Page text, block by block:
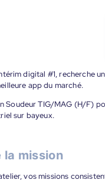
digital #1, recherche
app du marché.
Soudeur TIG/MAG (H/F)
sur bayeux.
la mission
vos missions